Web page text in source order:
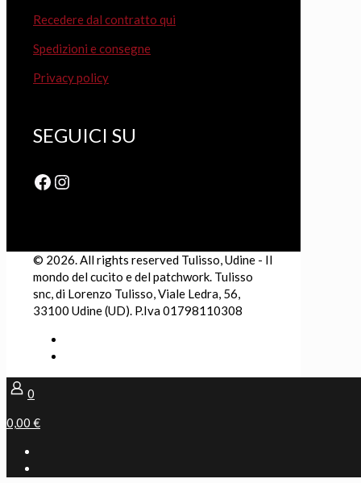
Recedere dal contratto qui
Spedizioni e consegne
Privacy policy
SEGUICI SU
Facebook
Instagram
© 2026. All rights reserved Tulisso, Udine - Il
mondo del cucito e del patchwork. Tulisso
snc, di Lorenzo Tulisso, Viale Ledra, 56,
33100 Udine (UD). P.Iva 01798110308
0
0,00 €